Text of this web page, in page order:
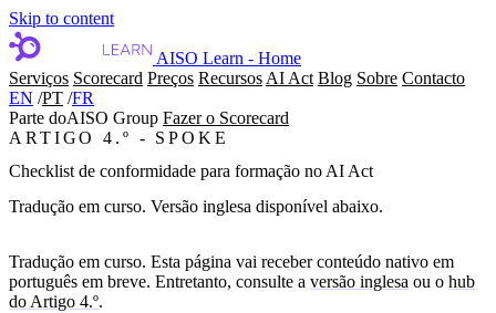
Skip to content
AISO Learn - Home
Serviços Scorecard Preços Recursos AI Act Blog Sobre Contacto
EN /PT /FR
Parte doAISO Group Fazer o Scorecard
ARTIGO 4.º - SPOKE
Checklist de conformidade para formação no AI Act
Tradução em curso. Versão inglesa disponível abaixo.
Tradução em curso. Esta página vai receber conteúdo nativo em
português em breve. Entretanto, consulte a versão inglesa ou o hub
do Artigo 4.º.